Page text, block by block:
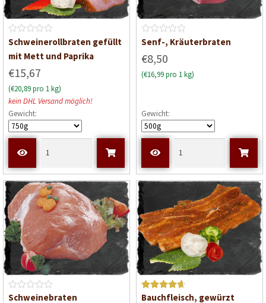
B
e
r
t
e
t
m
0
v
o
n
5
Schweinerollbraten gefüllt
mit Mett und Paprika
€15,67
(€20,89 pro 1 kg)
kein DHL Versand möglich!
Gewicht:
B
w
e
e
t
m
0
v
o
n
5
Senf-, Kräuterbraten
€8,50
(€16,99 pro 1 kg)
Gewicht:
B
Schweinebraten
Bewerte
Bauchfleisch, gewürzt